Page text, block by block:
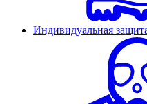
Индивидуальная